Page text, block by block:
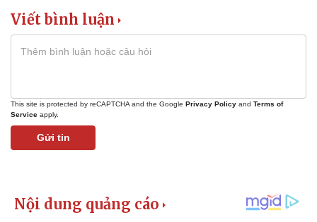
Viết bình luận
This site is protected by reCAPTCHA and the Google Privacy Policy and Terms of
Service apply.
Gửi tin